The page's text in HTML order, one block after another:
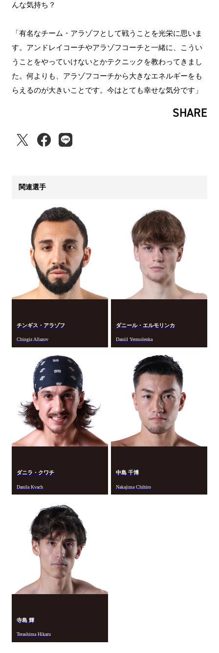
んな気持ち？
「有名なチーム・アラゾフとして戦うことを光栄に思いま
す。アンドレイコーチやアラゾフコーチと一緒に、こうい
うことをやっていけないとかテクニックを教わってきまし
た。何よりも、アラゾフコーチから大きなエネルギーをも
らえるのが大きいことです。今はとても幸せな気分です」
SHARE
関連選手
チンギス・アラゾフ
Chingiz Allazov
ダニール・エルモリンカ
Daniil Yermolenka
ダニラ・クワチ
Danila Kvach
中島 千博
Nakajima Chihiro
寺島 輝
Terashima Hikaru